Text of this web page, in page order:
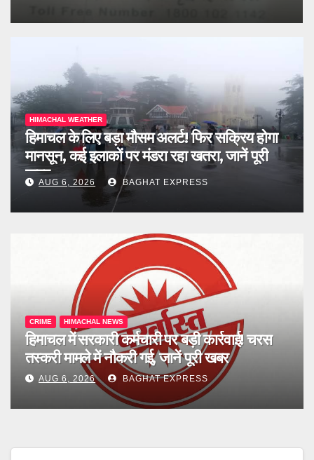
HIMACHAL WEATHER
हिमाचल के लिए बड़ा मौसम अलर्ट! फिर सक्रिय होगा
मानसून, कई इलाकों पर मंडरा रहा खतरा, जानें पूरी
खबरAUG 6, 2026 BAGHAT EXPRESS
CRIME HIMACHAL NEWS
हिमाचल में सरकारी कर्मचारी पर बड़ी कार्रवाई! चरस
तस्करी मामले में नौकरी गई, जानें पूरी खबर
AUG 6, 2026 BAGHAT EXPRESS